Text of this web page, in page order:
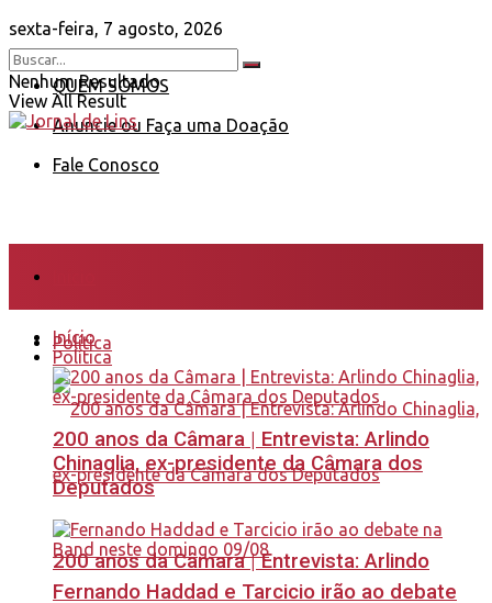
sexta-feira, 7 agosto, 2026
QUEM SOMOS
Anuncie ou Faça uma Doação
Fale Conosco
Nenhum Resultado
View All Result
Política
200 anos da Câmara | Entrevista: Arlindo
Início
Política
200 anos da Câmara | Entrevista: Arlindo
Chinaglia, ex-presidente da Câmara dos
Deputados
Fernando Haddad e Tarcicio irão ao debate